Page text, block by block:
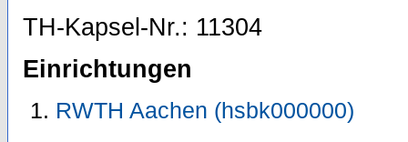
TH-Kapsel-Nr.: 11304
Einrichtungen
RWTH Aachen (hsbk000000)